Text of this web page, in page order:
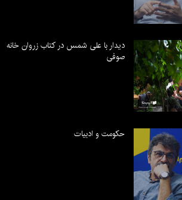
دیدار با علی شمس در کتاب زروان خانه
صوفی
حکومت و ادبیات